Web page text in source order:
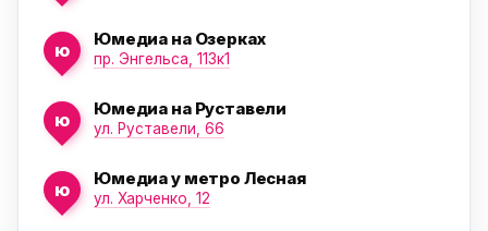
ю
Юмедиа на Озерках
пр. Энгельса, 113к1
ю
Юмедиа на Руставели
ул. Руставели, 66
ю
Юмедиа у метро Лесная
ул. Харченко, 12